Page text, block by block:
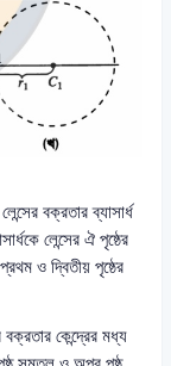
বক্রতার ব্যাসার্ধ
লেন্সের ঐ পৃষ্ঠের
ও দ্বিতীয় পৃষ্ঠের
কেন্দ্রের মধ্য